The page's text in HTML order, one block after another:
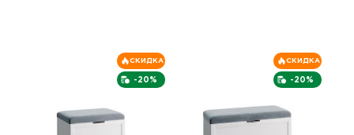
-20%
СКИДКА
-20%
СКИДКА